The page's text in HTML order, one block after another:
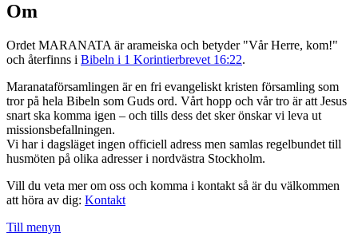
Om
Ordet MARANATA är arameiska och betyder "Vår Herre, kom!"
och återfinns i Bibeln i 1 Korintierbrevet 16:22.
Maranataförsamlingen är en fri evangeliskt kristen församling som
tror på hela Bibeln som Guds ord. Vårt hopp och vår tro är att Jesus
snart ska komma igen – och tills dess det sker önskar vi leva ut
missionsbefallningen.
Vi har i dagsläget ingen officiell adress men samlas regelbundet till
husmöten på olika adresser i nordvästra Stockholm.
Vill du veta mer om oss och komma i kontakt så är du välkommen
att höra av dig: Kontakt
Till menyn